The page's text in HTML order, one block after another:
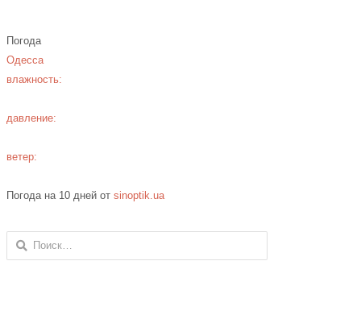
Погода
Одесса
влажность:
давление:
ветер:
Погода на 10 дней отsinoptik.ua
Найти: